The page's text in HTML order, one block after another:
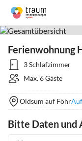
Ferienwohnung
3 Schlafzimmer
Max. 6 Gäste
Oldsum auf Föhr
Bitte Daten und